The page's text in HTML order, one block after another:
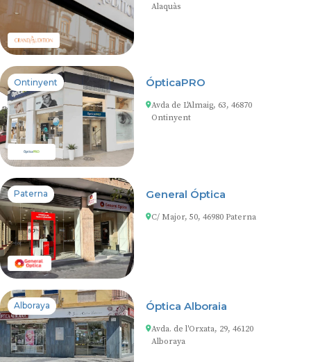
Alaquàs
Ontinyent ÓpticaPRO
Avda de L'Almaig, 63, 46870
Ontinyent
Paterna General Óptica
C/ Major, 50, 46980 Paterna
Alboraya Óptica Alboraia
Avda. de l'Orxata, 29, 46120
Alboraya